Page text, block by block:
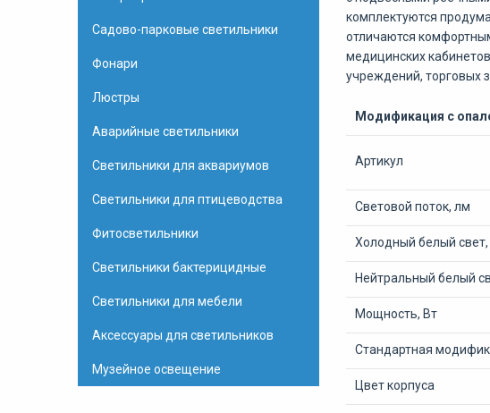
Садово-парковые светильники
Фонари
Люстры
Аварийные светильники
Светильники для аквариумов
Светильники для птицеводства
Фитосветильники
Светильники бактерицидные
Светильники для мебели
Аксессуары для светильников
Музейное освещение
комплектуются
отличаются
медицинских
учреждений, торговых
Модификация с
Артикул
Световой поток, лм
Холодный белый
Нейтральный белый
Мощность, Вт
Стандартная
Цвет корпуса